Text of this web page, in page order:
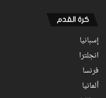
كرة القدم
إسبانيا
انجلترا
فرنسا
ألمانيا